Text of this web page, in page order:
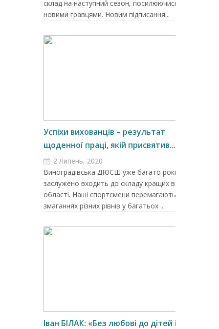
склад на наступний сезон, посилюючись
новими гравцями. Новим підписання...
Успіхи вихованців – результат
щоденної праці, якій присвятив...
2 Липень, 2020
Виноградівська ДЮСШ уже багато років
заслужено входить до складу кращих в
області. Наші спортсмени перемагають на
змаганнях різних рівнів у багатьох ...
Іван БІЛАК: «Без любові до дітей і